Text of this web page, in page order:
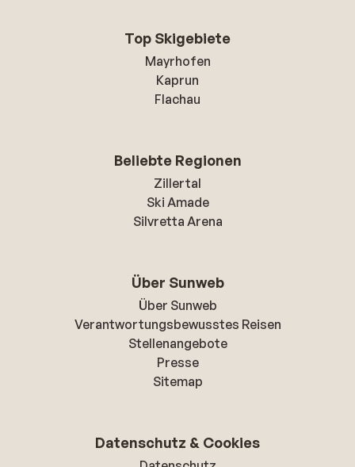
Top Skigebiete
Mayrhofen
Kaprun
Flachau
Beliebte Regionen
Zillertal
Ski Amade
Silvretta Arena
Über Sunweb
Über Sunweb
Verantwortungsbewusstes Reisen
Stellenangebote
Presse
Sitemap
Datenschutz & Cookies